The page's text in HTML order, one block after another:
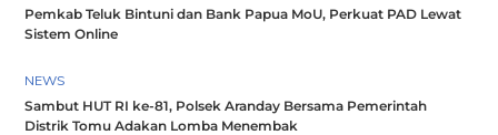
Pemkab Teluk Bintuni dan Bank Papua MoU, Perkuat PAD Lewat
Sistem Online
NEWS
Sambut HUT RI ke-81, Polsek Aranday Bersama Pemerintah
Distrik Tomu Adakan Lomba Menembak